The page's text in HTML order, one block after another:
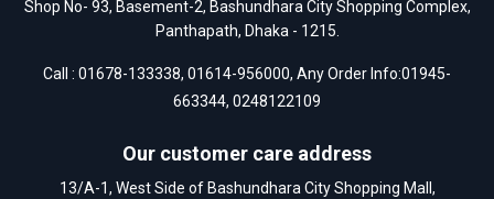
Shop No- 93, Basement-2, Bashundhara City Shopping Complex,
Panthapath, Dhaka - 1215.
Call : 01678-133338, 01614-956000, Any Order Info:01945-
663344, 0248122109
Our customer care address
13/A-1, West Side of Bashundhara City Shopping Mall,